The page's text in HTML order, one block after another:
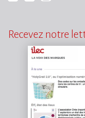
Recevez notre